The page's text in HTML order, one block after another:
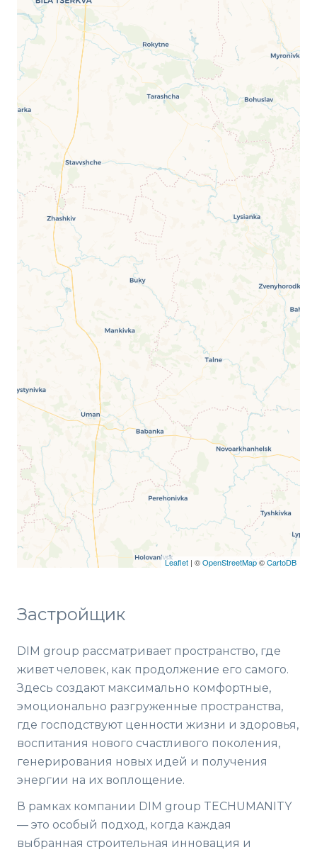
Leaflet | ©OpenStreetMap©CartoDB
Застройщик
DIM group рассматривает пространство, где
живет человек, как продолжение его самого.
Здесь создают максимально комфортные,
эмоционально разгруженные пространства,
где господствуют ценности жизни и здоровья,
воспитания нового счастливого поколения,
генерирования новых идей и получения
энергии на их воплощение.
В рамках компании DIM group TECHUMANITY
— это особый подход, когда каждая
выбранная строительная инновация и